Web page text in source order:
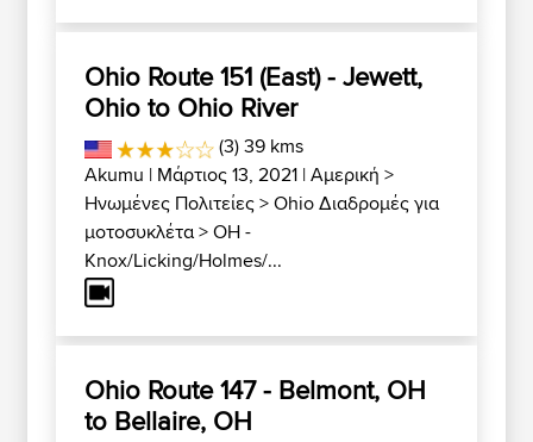
Ohio Route 151 (East) - Jewett,
Ohio to Ohio River
(3) 39 kms
Akumu | Μάρτιος 13, 2021 |Αμερική >
Ηνωμένες Πολιτείες>Ohio Διαδρομές για
μοτοσυκλέτα>OH -
Knox/Licking/Holmes/...
Ohio Route 147 - Belmont, OH
to Bellaire, OH